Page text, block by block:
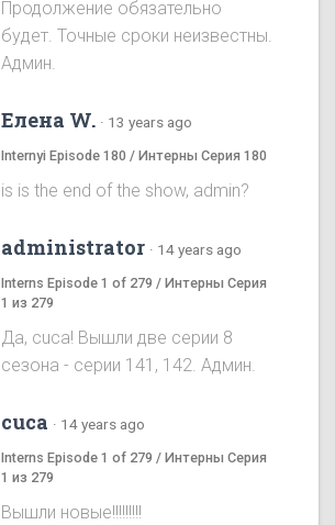
Продолжение обязательно
будет. Точные сроки неизвестны.
Админ.
Елена W. · 13 years ago
Internyi Episode 180 / Интерны Серия 180
is is the end of the show, admin?
administrator · 14 years ago
Interns Episode 1 of 279 / Интерны Серия
1 из 279
Да, cuca! Вышли две серии 8
сезона - серии 141, 142. Админ.
cuca · 14 years ago
Interns Episode 1 of 279 / Интерны Серия
1 из 279
Вышли новые!!!!!!!!!